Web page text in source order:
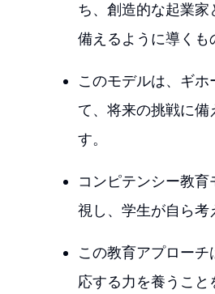
ち、創造的な起業
備えるように導くも
このモデルは、ギ
て、将来の挑戦に
す。
コンピテンシー教
視し、学生が自ら考
この教育アプロー
応する力を養うこと